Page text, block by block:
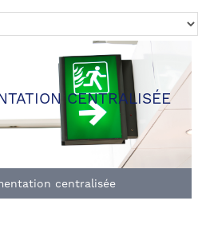
CENTRALISÉE
centralisée